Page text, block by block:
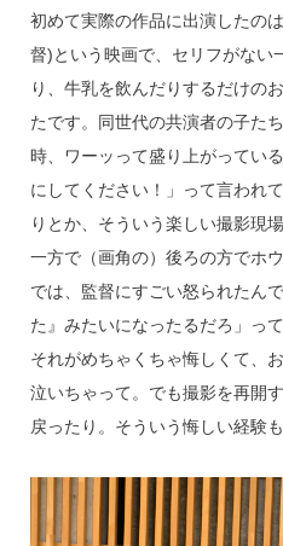
初めて実際の作品に出演したの
督)という映画で、セリフがない
り、牛乳を飲んだりするだけの
たです。同世代の共演者の子た
時、ワーッって盛り上がってい
にしてください！」って言われ
りとか、そういう楽しい撮影現場
一方で（画角の）後ろの方でホ
では、監督にすごい怒られたん
た』みたいになったるだろ」って
それがめちゃくちゃ悔しくて、
泣いちゃって。でも撮影を再開
戻ったり。そういう悔しい経験